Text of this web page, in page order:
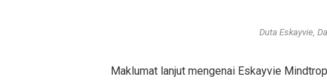
Duta Eskayvie,
Maklumat lanjut mengenai Eskayvie